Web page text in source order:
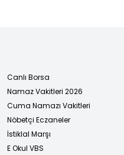
Canlı Borsa
Namaz Vakitleri 2026
Cuma Namazı Vakitleri
Nöbetçi Eczaneler
İstiklal Marşı
E Okul VBS